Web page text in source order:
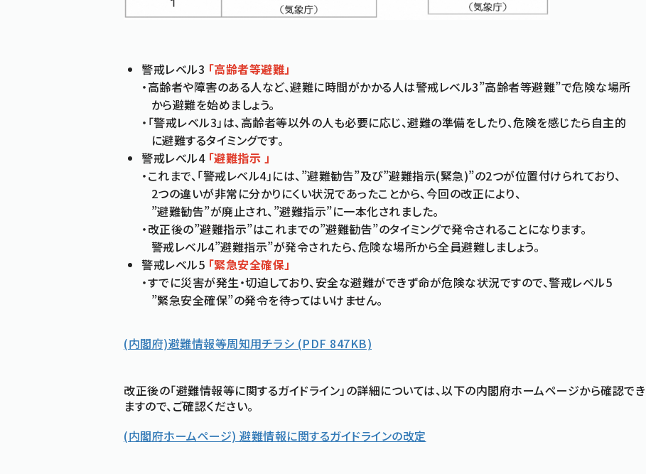
警戒レベル3 「高齢者等避難」
・高齢者や障害のある人など、避難に時間がかかる人は警戒レベル3”高齢者等避難”で危険な場所
から避難を始めましょう。
・「警戒レベル3」は、高齢者等以外の人も必要に応じ、避難の準備をしたり、危険を感じたら自主的
に避難するタイミングです。
警戒レべル4 「避難指示 」
・これまで、「警戒レベル4」には、”避難勧告”及び”避難指示(緊急)”の2つが位置付けられており、
2つの違いが非常に分かりにくい状況であったことから、今回の改正により、
”避難勧告”が廃止され、”避難指示”に一本化されました。
・改正後の”避難指示”はこれまでの”避難勧告”のタイミングで発令されることになります。
警戒レベル4”避難指示”が発令されたら、危険な場所から全員避難しましょう。
警戒レベル5 「緊急安全確保」
・すでに災害が発生・切迫しており、安全な避難ができず命が危険な状況ですので、警戒レベル5
”緊急安全確保”の発令を待ってはいけません。
(内閣府)避難情報等周知用チラシ (PDF 847KB)
改正後の「避難情報等に関するガイドライン」の詳細については、以下の内閣府ホームページから確認でき
ますので、ご確認ください。
(内閣府ホームページ) 避難情報に関するガイドラインの改定